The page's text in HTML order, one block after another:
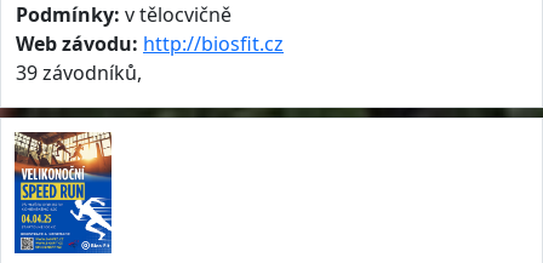
Podmínky: v tělocvičně
Web závodu: http://biosfit.cz
39 závodníků,